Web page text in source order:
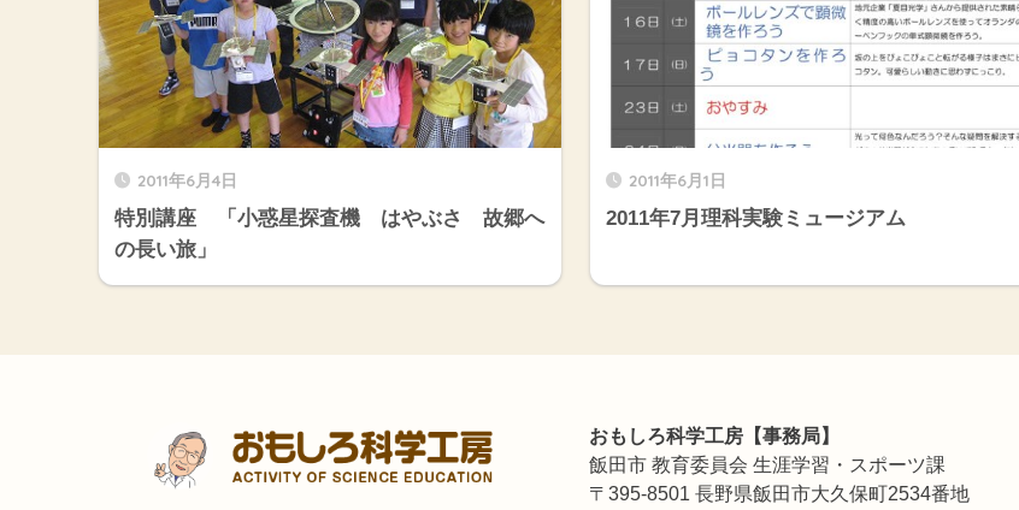
2011年6月4日
特別講座 「小惑星探査機 はやぶさ 故郷へ
の長い旅」
2011年6月1日
2011年7月理科実験ミュージアム
おもしろ科学工房【事務局】
飯田市 教育委員会 生涯学習・スポーツ課
〒395-8501 長野県飯田市大久保町2534番地